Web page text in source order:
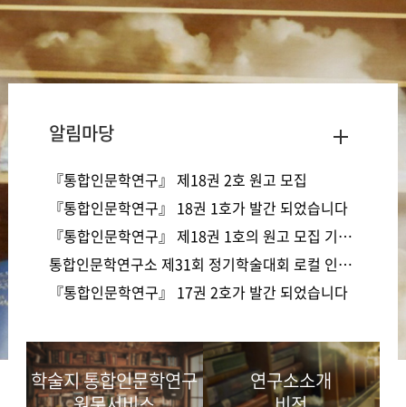
알림마당
『통합인문학연구』 제18권 2호 원고 모집
『통합인문학연구』 18권 1호가 발간 되었습니다
『통합인문학연구』 제18권 1호의 원고 모집 기간 연장
통합인문학연구소 제31회 정기학술대회 로컬 인사이트 -지역의 정체성과 가능성을 찾아서 안내
『통합인문학연구』 17권 2호가 발간 되었습니다
학술지 통합인문학연구
연구소소개